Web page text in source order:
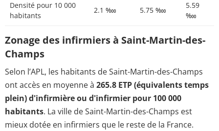
Densité pour 10 000
habitants
2.1 ‱ 5.75 ‱
5.59
‱
Zonage des infirmiers à Saint-Martin-des-
Champs
Selon l’APL, les habitants de Saint-Martin-des-Champs
ont accès en moyenne à 265.8 ETP (équivalents temps
plein) d'infirmière ou d'infirmier pour 100 000
habitants. La ville de Saint-Martin-des-Champs est
mieux dotée en infirmiers que le reste de la France.